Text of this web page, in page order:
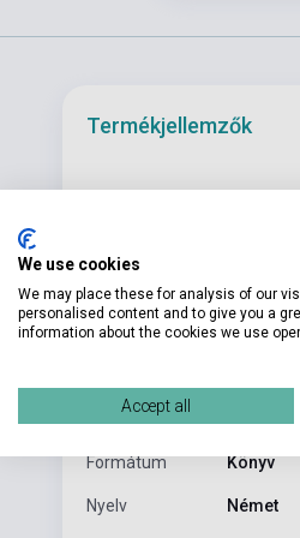
Termékjellemzők
Oldalszám 128
Kötés
Kiadási év 2001
Formátum Könyv
Nyelv Német
We use cookies
We may place these for analysis of our
personalised content and to give you a
information about the cookies we use
Accept all